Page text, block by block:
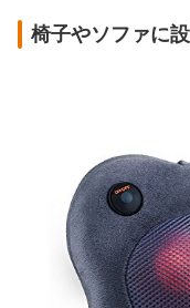
椅子やソファに